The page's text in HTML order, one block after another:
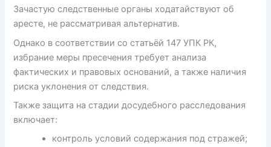
Зачастую следственные органы ходатайствуют об
аресте, не рассматривая альтернатив.
Однако в соответствии со статьёй 147 УПК РК,
избрание меры пресечения требует анализа
фактических и правовых оснований, а также наличия
риска уклонения от следствия.
Также защита на стадии досудебного расследования
включает:
контроль условий содержания под стражей;